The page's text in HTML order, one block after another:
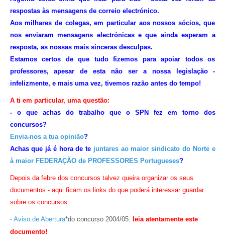
respostas às mensagens de correio electrónico.
Aos milhares de colegas, em particular aos nossos sócios, que
nos enviaram mensagens electrónicas e que ainda esperam a
resposta, as nossas mais sinceras desculpas.
Estamos certos de que tudo fizemos para apoiar todos os
professores, apesar de esta não ser a nossa legislação -
infelizmente, e mais uma vez, tivemos razão antes do tempo!
A ti em particular, uma questão:
- o que achas do trabalho que o SPN fez em torno dos
concursos?
Envia-nos a tua opinião?
Achas que já é hora de te juntares ao maior sindicato do Norte e
à maior FEDERAÇÃO de PROFESSORES Portugueses?
Depois da febre dos concursos talvez queira organizar os seus
documentos - aqui ficam os links do que poderá interessar guardar
sobre os concursos:
- Aviso de Abertura*do concurso 2004/05: leia atentamente este
documento!